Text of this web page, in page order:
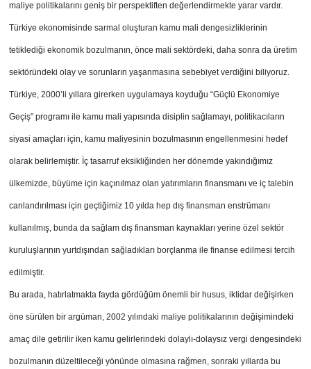
maliye politikalarını geniş bir perspektiften değerlendirmekte yarar vardır.
Türkiye ekonomisinde sarmal oluşturan kamu mali dengesizliklerinin
tetiklediği ekonomik bozulmanın, önce mali sektördeki, daha sonra da üretim
sektöründeki olay ve sorunların yaşanmasına sebebiyet verdiğini biliyoruz.
Türkiye, 2000’li yıllara girerken uygulamaya koyduğu “Güçlü Ekonomiye
Geçiş” programı ile kamu mali yapısında disiplin sağlamayı, politikacıların
siyasi amaçları için, kamu maliyesinin bozulmasının engellenmesini hedef
olarak belirlemiştir. İç tasarruf eksikliğinden her dönemde yakındığımız
ülkemizde, büyüme için kaçınılmaz olan yatırımların finansmanı ve iç talebin
canlandırılması için geçtiğimiz 10 yılda hep dış finansman enstrümanı
kullanılmış, bunda da sağlam dış finansman kaynakları yerine özel sektör
kuruluşlarının yurtdışından sağladıkları borçlanma ile finanse edilmesi tercih
edilmiştir.
Bu arada, hatırlatmakta fayda gördüğüm önemli bir husus, iktidar değişirken
öne sürülen bir argüman, 2002 yılındaki maliye politikalarının değişimindeki
amaç dile getirilir iken kamu gelirlerindeki dolaylı-dolaysız vergi dengesindeki
bozulmanın düzeltileceği yönünde olmasına rağmen, sonraki yıllarda bu